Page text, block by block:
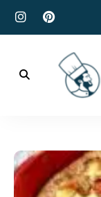
My
Chef